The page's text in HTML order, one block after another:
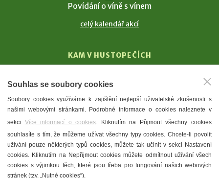
Povídání o víně s vínem
celý kalendář akcí
KAM V HUSTOPEČÍCH
T. G. Masaryk
Mandloně
Ubytování
Restaurace
Městské muzeum a galerie
Denní meníčka
Souhlas se soubory cookies
Soubory cookies využíváme k zajištění nejlepší uživatelské zkušenosti s
našimi webovými stránkami. Podrobné informace o cookies naleznete v
sekci Více informací o cookies. Kliknutím na Přijmout všechny cookies
souhlasíte s tím, že můžeme užívat všechny typy cookies. Chcete-li povolit
užívání pouze některých typů cookies, můžete tak učinit v sekci Nastavení
cookies. Kliknutím na Nepřijmout cookies můžete odmítnout užívání všech
cookies s výjimkou těch, které jsou třeba pro fungování našich webových
stránek (tzv. „Nutné cookies“).